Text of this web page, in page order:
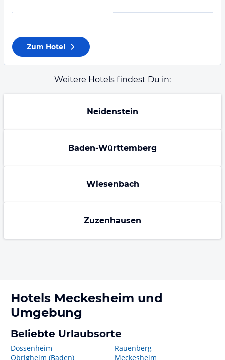
Zum Hotel
Weitere Hotels findest Du in:
Neidenstein
Baden-Württemberg
Wiesenbach
Zuzenhausen
Hotels Meckesheim und
Umgebung
Beliebte Urlaubsorte
Dossenheim
Obrigheim (Baden)
Rauenberg
Meckesheim